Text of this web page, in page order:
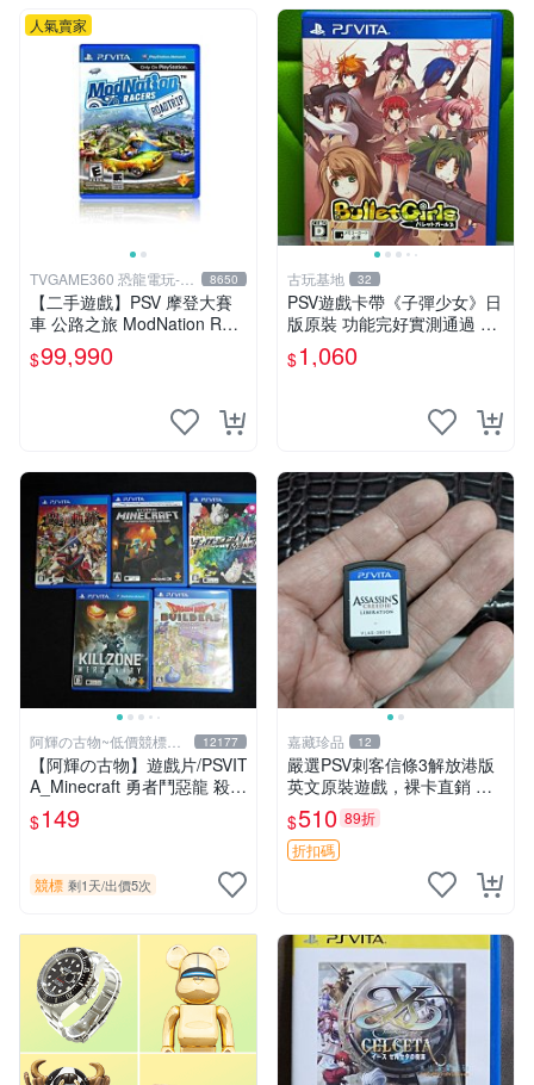
人氣賣家
TVGAME360 恐龍電玩-台
中店
8650
【二手遊戲】PSV 摩登大賽
車 公路之旅 ModNation Rac
ers 中文版 【台中恐龍電玩】
$99,990
古玩基地 32
PSV遊戲卡帶《子彈少女》日
版原裝 功能完好實測通過 正
品保證 成色如圖請君自定 子
彈少女 PSV 日版 游戲卡帶 新
$1,060
阿輝の古物~低價競標五
六日結標
12177
【阿輝の古物】遊戲片/PSVIT
A_Minecraft 勇者鬥惡龍 殺戮
地帶 英雄傳說 槍彈辯駁 一批
合售_刮痕污漬_1元起標無底
$149
競標 剩1天/出價5次
嘉藏珍品 12
嚴選PSV刺客信條3解放港版
英文原裝遊戲，裸卡直銷 刺
客信條3 游戲 港版游戲
$510 89折
折扣碼